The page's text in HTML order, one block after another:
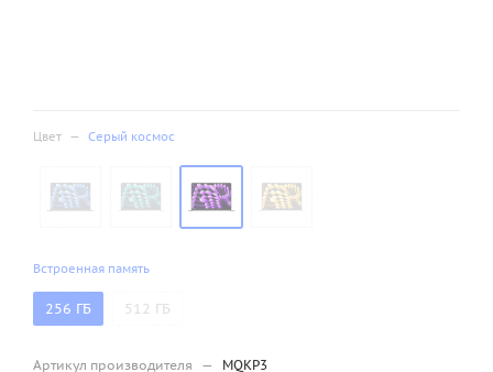
Цвет — Серый космос
Встроенная память
256 ГБ 512 ГБ
Артикул производителя — MQKP3